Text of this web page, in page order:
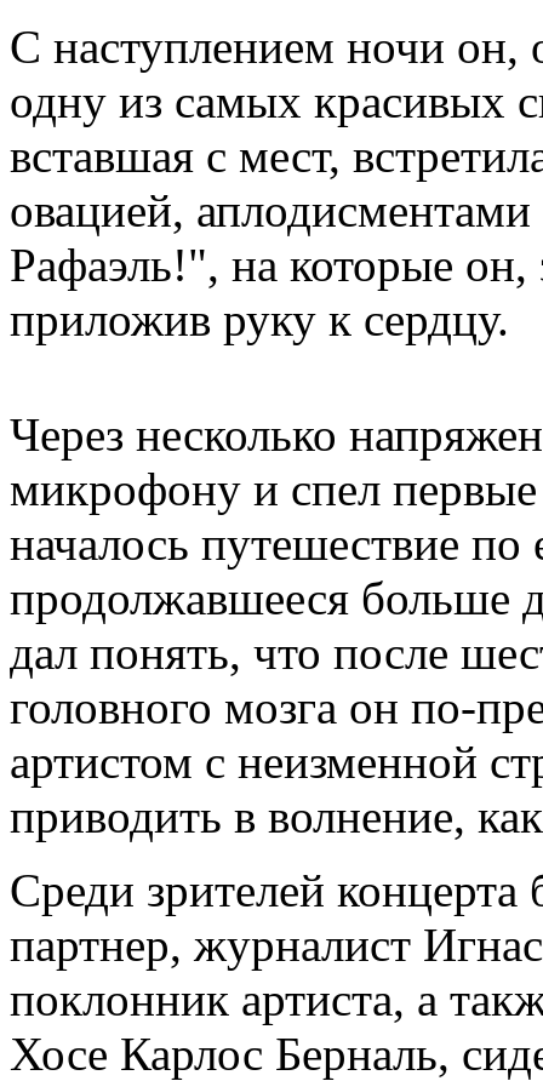
С наступлением ночи он,
одну из самых красивых
вставшая с мест,
овацией,
Рафаэль!", на которые он,
приложив руку к сердцу.
Через несколько
микрофону и спел
началось путешествие
продолжавшееся больше
дал понять, что после
головного мозга он по-
артистом с неизменной
приводить в волнение,
Среди зрителей
партнер, журналист
поклонник артиста, а
Хосе Карлос Берналь,